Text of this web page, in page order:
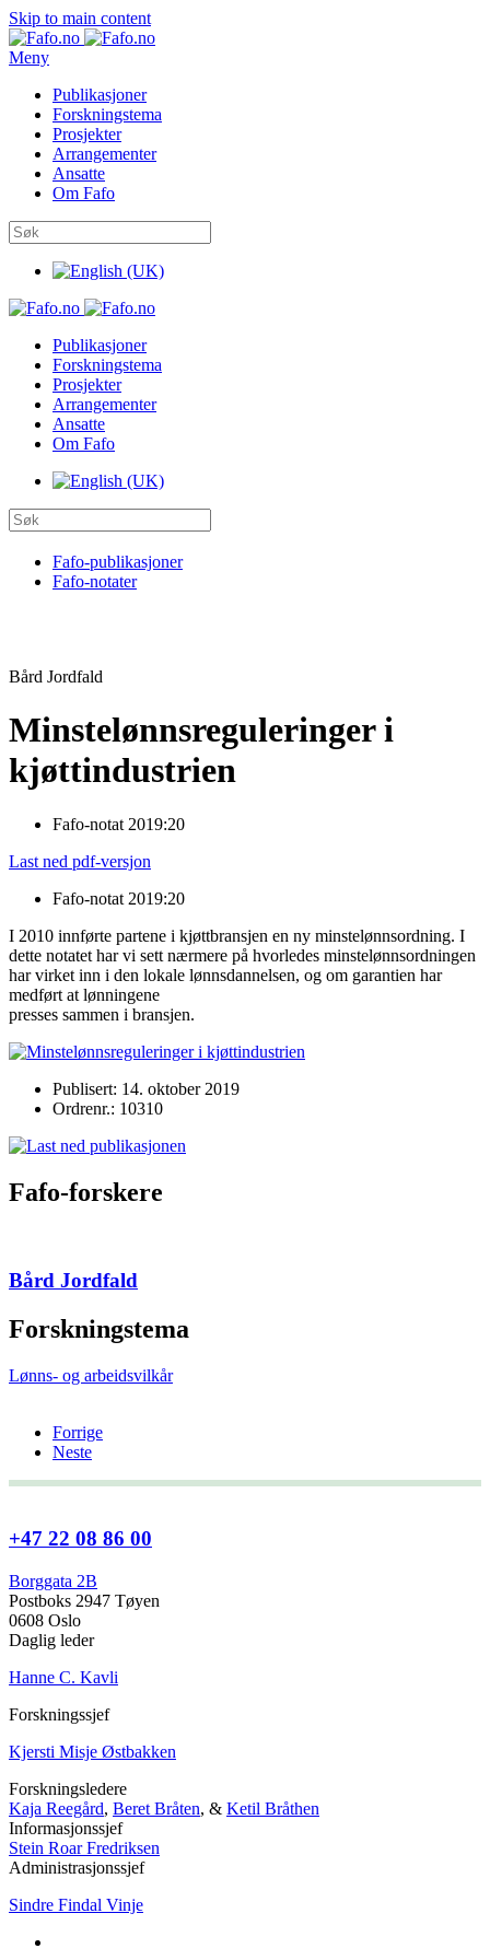
Skip to main content
Meny
Publikasjoner
Forskningstema
Prosjekter
Arrangementer
Ansatte
Om Fafo
Publikasjoner
Forskningstema
Prosjekter
Arrangementer
Ansatte
Om Fafo
Fafo-publikasjoner
Fafo-notater
Bård Jordfald
Minstelønnsreguleringer i
kjøttindustrien
Fafo-notat 2019:20
Last ned pdf-versjon
Fafo-notat 2019:20
I 2010 innførte partene i kjøttbransjen en ny minstelønnsordning. I
dette notatet har vi sett nærmere på hvorledes minstelønnsordningen
har virket inn i den lokale lønnsdannelsen, og om garantien har
medført at lønningene
presses sammen i bransjen.
Publisert: 14. oktober 2019
Ordrenr.: 10310
Fafo-forskere
Bård Jordfald
Forskningstema
Lønns- og arbeidsvilkår
Forrige
Neste
+47 22 08 86 00
Borggata 2B
Postboks 2947 Tøyen
0608 Oslo
Daglig leder
Hanne C. Kavli
Forskningssjef
Kjersti Misje Østbakken
Forskningsledere
Kaja Reegård, Beret Bråten, & Ketil Bråthen
Informasjonssjef
Stein Roar Fredriksen
Administrasjonssjef
Sindre Findal Vinje